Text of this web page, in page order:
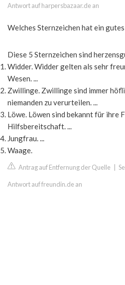
Antwort auf harpersbazaar.de an
Welches Sternzeichen hat ein
Diese 5 Sternzeichen sind
Widder. Widder gelten als sehr
Wesen. ...
Zwillinge. Zwillinge sind immer
niemanden zu verurteilen. ...
Löwe. Löwen sind bekannt für ihre
Hilfsbereitschaft. ...
Jungfrau. ...
Waage.
Antrag auf Entfernung der Quelle
Antwort auf freundin.de an